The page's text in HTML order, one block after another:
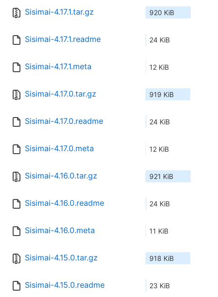
Sisimai-4.17.1.tar.gz 920 KiB
Sisimai-4.17.1.readme 24 KiB
Sisimai-4.17.1.meta 12 KiB
Sisimai-4.17.0.tar.gz 919 KiB
Sisimai-4.17.0.readme 24 KiB
Sisimai-4.17.0.meta 12 KiB
Sisimai-4.16.0.tar.gz 921 KiB
Sisimai-4.16.0.readme 24 KiB
Sisimai-4.16.0.meta 11 KiB
Sisimai-4.15.0.tar.gz 918 KiB
Sisimai-4.15.0.readme 23 KiB